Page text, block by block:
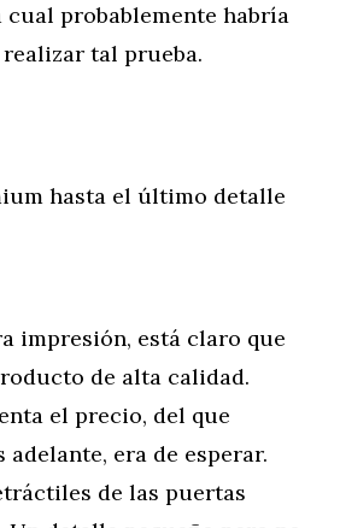
cual probablemente habría
tal prueba.
hasta el último detalle
impresión, está claro que
de alta calidad.
el precio, del que
adelante, era de esperar.
de las puertas